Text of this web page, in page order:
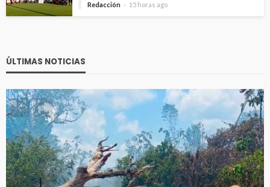
Redacción 15 horas ago
ÚLTIMAS NOTICIAS